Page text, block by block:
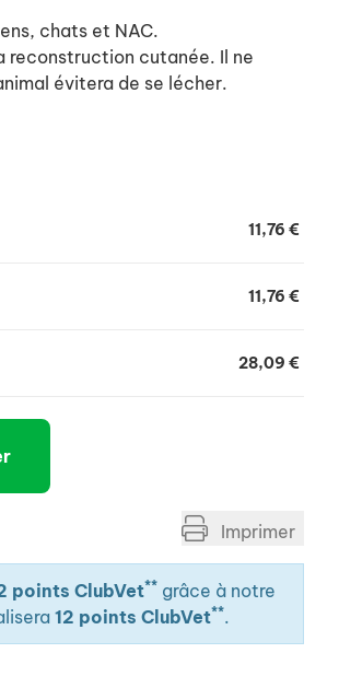
chats et NAC.
reconstruction cutanée. Il ne
évitera de se lécher.
antihémorragique et
cutanée et antalgique.
11,76 €
11,76 €
28,09 €
Imprimer
points ClubVet** grâce à notre
12 points ClubVet**.